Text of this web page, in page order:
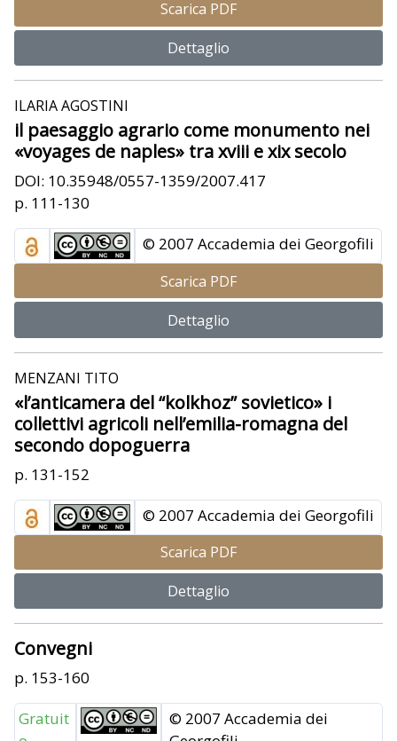
Scarica PDF
Dettaglio
ILARIA AGOSTINI
il paesaggio agrario come monumento nei
«voyages de naples» tra xviii e xix secolo
DOI: 10.35948/0557-1359/2007.417
p. 111-130
© 2007 Accademia dei Georgofili
Scarica PDF
Dettaglio
MENZANI TITO
«l’anticamera del “kolkhoz” sovietico» i
collettivi agricoli nell’emilia-romagna del
secondo dopoguerra
p. 131-152
© 2007 Accademia dei Georgofili
Scarica PDF
Dettaglio
Convegni
p. 153-160
Gratuit
© 2007 Accademia dei